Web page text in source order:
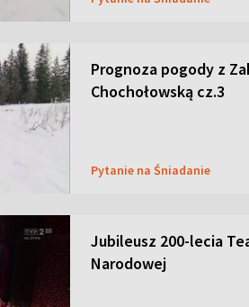
Prognoza pogody z
Chochołowską cz.3
Pytanie na Śniadanie
Jubileusz 200-lecia
Narodowej